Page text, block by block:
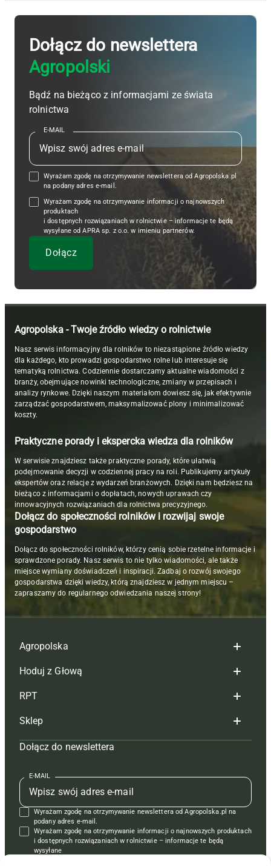
Dołącz do newslettera
Agropolski
Bądź na bieżąco z informacjami ze świata
rolnictwa
E-MAIL
Wyrażam zgodę na otrzymywanie newslettera od Agropolska.pl
na podany adres e-mail.
Wyrażam zgodę na otrzymywanie informacji o najnowszych
produktach
i dostępnych rozwiązaniach w rolnictwie – informacje te będą
wysyłane od APRA sp. z o.o. w imieniu partnerów.
Agropolska - Twoje źródło wiedzy o rolnictwie
Nasz serwis informacyjny dla rolników to niezastąpione źródło wiedzy
dla każdego, kto prowadzi gospodarstwo rolne lub interesuje się
tematyką rolnictwa. Codziennie dostarczamy aktualne wiadomości z
branży, obejmujące nowinki technologiczne, zmiany w przepisach i
analizy rynkowe. Dzięki naszym materiałom dowiesz się, jak efektywnie
zarządzać gospodarstwem, maksymalizować plony i minimalizować
koszty.
Praktyczne porady i ekspercka wiedza dla rolników
W serwisie znajdziesz także praktyczne porady, które ułatwią
podejmowanie decyzji w codziennej pracy na roli. Publikujemy artykuły
ekspertów oraz relacje z wydarzeń branżowych. Dzięki nam będziesz na
bieżąco z informacjami o dopłatach, nowych uprawach czy
innowacyjnych rozwiązaniach dla rolnictwa precyzyjnego.
Dołącz do społeczności rolników i rozwijaj swoje
gospodarstwo
Dołącz do społeczności rolników, którzy cenią sobie rzetelne informacje i
sprawdzone porady. Nasz serwis to nie tylko wiadomości, ale także
miejsce wymiany doświadczeń i inspiracji. Zadbaj o rozwój swojego
gospodarstwa dzięki wiedzy, którą znajdziesz w jednym miejscu –
zapraszamy do regularnego odwiedzania naszej strony!
Agropolska
Redakcja
Reklama
Tagi
Mapa serwisu
Kontakt
Regulamin
Polityka prywatności
Hoduj z Głową
Hoduj z głową bydło
Hoduj z głową świnie
Prenumerata
Redakcja
Kontakt
Reklama
RPT
Redakcja
Prenumerata
Reklama
Kontakt
Krzyżówki
Sklep
Czasopisma i prenumerata
Książki
Regulamin
Dołącz do newslettera
E-MAIL
Wyrażam zgodę na otrzymywanie newslettera od Agropolska.pl na
podany adres e-mail.
Wyrażam zgodę na otrzymywanie informacji o najnowszych produktach
i dostępnych rozwiązaniach w rolnictwie – informacje te będą
wysyłane